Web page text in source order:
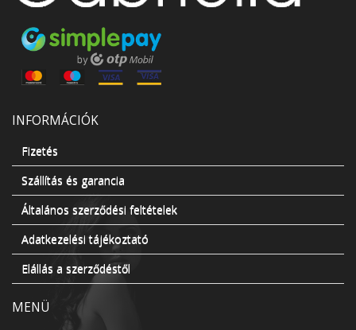
INFORMÁCIÓK
Fizetés
Szállítás és garancia
Általános szerződési feltételek
Adatkezelési tájékoztató
Elállás a szerződéstől
MENÜ